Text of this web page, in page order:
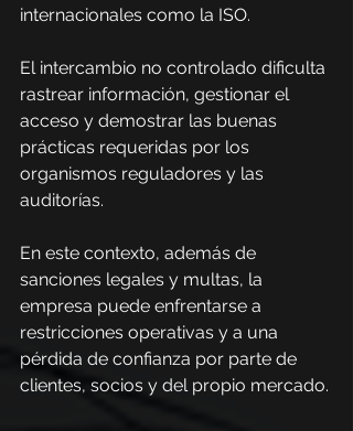
internacionales como la ISO.
El intercambio no controlado dificulta
rastrear información, gestionar el
acceso y demostrar las buenas
prácticas requeridas por los
organismos reguladores y las
auditorías.
En este contexto, además de
sanciones legales y multas, la
empresa puede enfrentarse a
restricciones operativas y a una
pérdida de confianza por parte de
clientes, socios y del propio mercado.